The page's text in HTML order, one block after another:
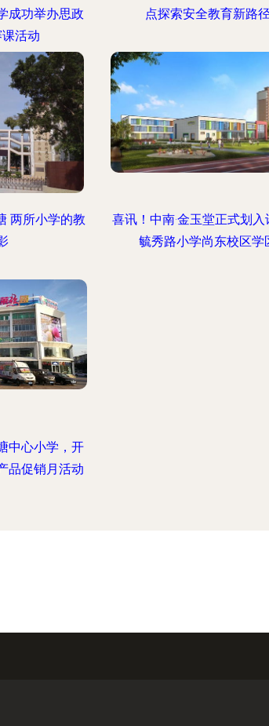
成功举办思政
活动
点探索安全教育新路
两所小学的教
喜讯！中南·金玉堂正式划
毓秀路小学尚东校区学
中心小学，开
品促销月活动